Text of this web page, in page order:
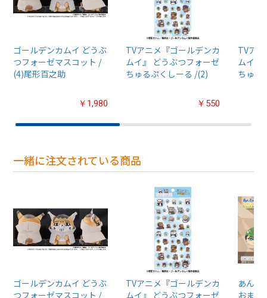
ゴールデンカムイ どうぶ
つフォーゼマスコット /
(4)尾形百之助
￥1,980
TVアニメ『ゴールデンカ
ムイ』 どうぶつフォーゼ
ちゅるぷくしーる /(2)
￥550
TVア
ムイ』
ちゅる
一緒に注文されている商品
ゴールデンカムイ どうぶ
つフォーゼマスコット /
TVアニメ『ゴールデンカ
ムイ』 どうぶつフォーゼ
あんさ
おまん